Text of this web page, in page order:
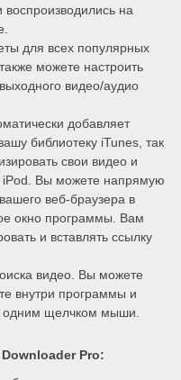
на
для всех популярных
можете настроить
видео/аудио
добавляет
библиотеку iTunes, так
свои видео и
iPod. Вы можете напрямую
веб-браузера в
окно программы. Вам
и вставлять ссылку
видео. Вы можете
внутри программы и
одним щелчком мыши.
Pro: